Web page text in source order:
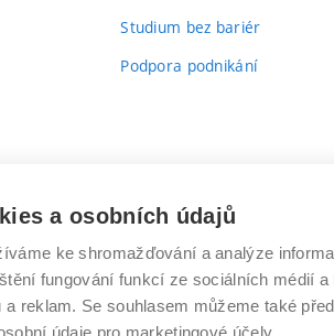
Studium bez bariér
Podpora podnikání
VYSOKÉ UČENÍ
Antonínská 548/1
602 00 Brno
a osobních údajů
ke shromažďování a analýze
fungování funkcí ze sociálních médií a
a reklam. Se souhlasem můžeme také
údaje pro marketingové účely.